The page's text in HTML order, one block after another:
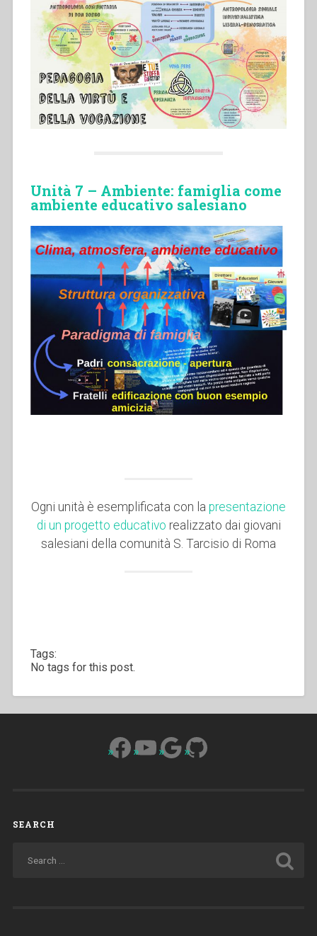
Unità 7 – Ambiente: famiglia come
ambiente educativo salesiano
Ogni unità è esemplificata con la presentazione
di un progetto educativo realizzato dai giovani
salesiani della comunità S. Tarcisio di Roma
Tags:
No tags for this post.
Facebook
YouTube
Google
GitHub
SEARCH